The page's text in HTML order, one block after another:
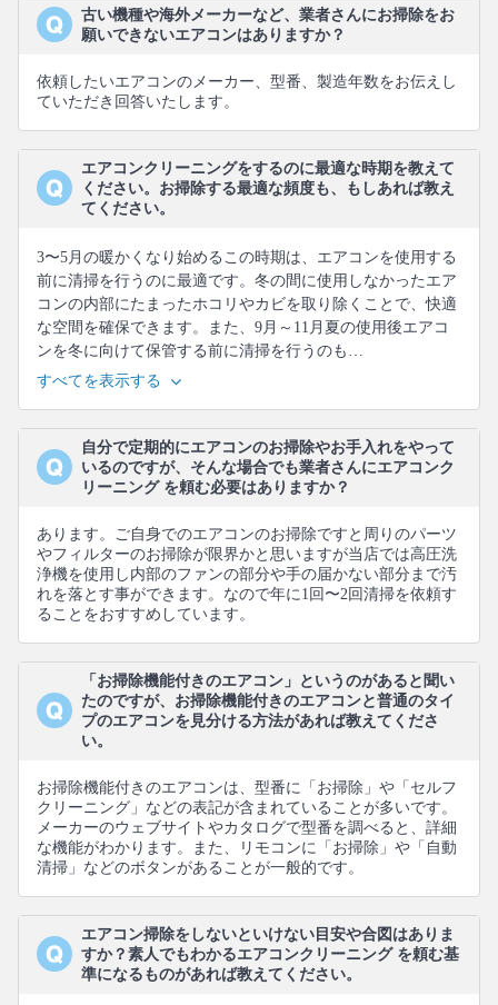
古い機種や海外メーカーなど、業者さんにお掃除をお
願いできないエアコンはありますか？
依頼したいエアコンのメーカー、型番、製造年数をお伝えし
ていただき回答いたします。
エアコンクリーニングをするのに最適な時期を教えて
ください。お掃除する最適な頻度も、もしあれば教え
てください。
3〜5月の暖かくなり始めるこの時期は、エアコンを使用する
前に清掃を行うのに最適です。冬の間に使用しなかったエア
コンの内部にたまったホコリやカビを取り除くことで、快適
な空間を確保できます。また、9月～11月夏の使用後エアコ
ンを冬に向けて保管する前に清掃を行うのも…
すべてを表示する
自分で定期的にエアコンのお掃除やお手入れをやって
いるのですが、そんな場合でも業者さんにエアコンク
リーニング を頼む必要はありますか？
あります。ご自身でのエアコンのお掃除ですと周りのパーツ
やフィルターのお掃除が限界かと思いますが当店では高圧洗
浄機を使用し内部のファンの部分や手の届かない部分まで汚
れを落とす事ができます。なので年に1回〜2回清掃を依頼す
ることをおすすめしています。
「お掃除機能付きのエアコン」というのがあると聞い
たのですが、お掃除機能付きのエアコンと普通のタイ
プのエアコンを見分ける方法があれば教えてくださ
い。
お掃除機能付きのエアコンは、型番に「お掃除」や「セルフ
クリーニング」などの表記が含まれていることが多いです。
メーカーのウェブサイトやカタログで型番を調べると、詳細
な機能がわかります。また、リモコンに「お掃除」や「自動
清掃」などのボタンがあることが一般的です。
エアコン掃除をしないといけない目安や合図はありま
すか？素人でもわかるエアコンクリーニング を頼む基
準になるものがあれば教えてください。